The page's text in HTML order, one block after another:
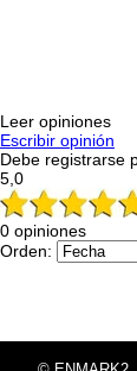
Leer opiniones
Escribir opinión
Debe registrarse
5,0
0 opiniones
Orden: